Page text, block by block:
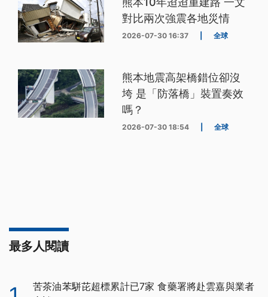
對比兩次強震各地災情
2026-07-30 16:37 全球
熊本地震高架橋錯位卻沒
垮 是「防落橋」裝置奏效
嗎？
2026-07-30 18:54 全球
最多人閱讀
苦茶油苯駢芘超標累計已7家 食藥署將赴雲嘉與業者